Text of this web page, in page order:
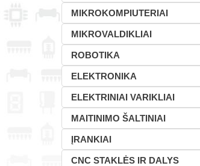
MIKROKOMPIUTERIAI
MIKROVALDIKLIAI
ROBOTIKA
ELEKTRONIKA
ELEKTRINIAI VARIKLIAI
MAITINIMO ŠALTINIAI
ĮRANKIAI
CNC STAKLĖS IR DALYS